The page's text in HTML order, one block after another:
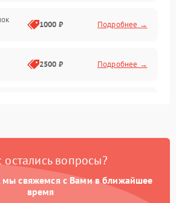
1000 ₽ Подробнее →
2500 ₽ Подробнее →
2000 ₽ Подробнее →
остались вопросы?
мы свяжемся с Вами в ближайшее
время